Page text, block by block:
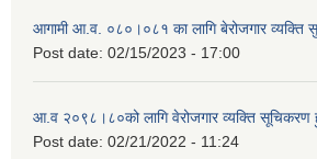
आगामी आ.व. ०८०।०८१ का लागि बेरोजगार व्यक्ति
Post date: 02/15/2023 - 17:00
आ.व २०९८।८०को लागि वेरोजगार व्यक्ति सूचिकरण
Post date: 02/21/2022 - 11:24